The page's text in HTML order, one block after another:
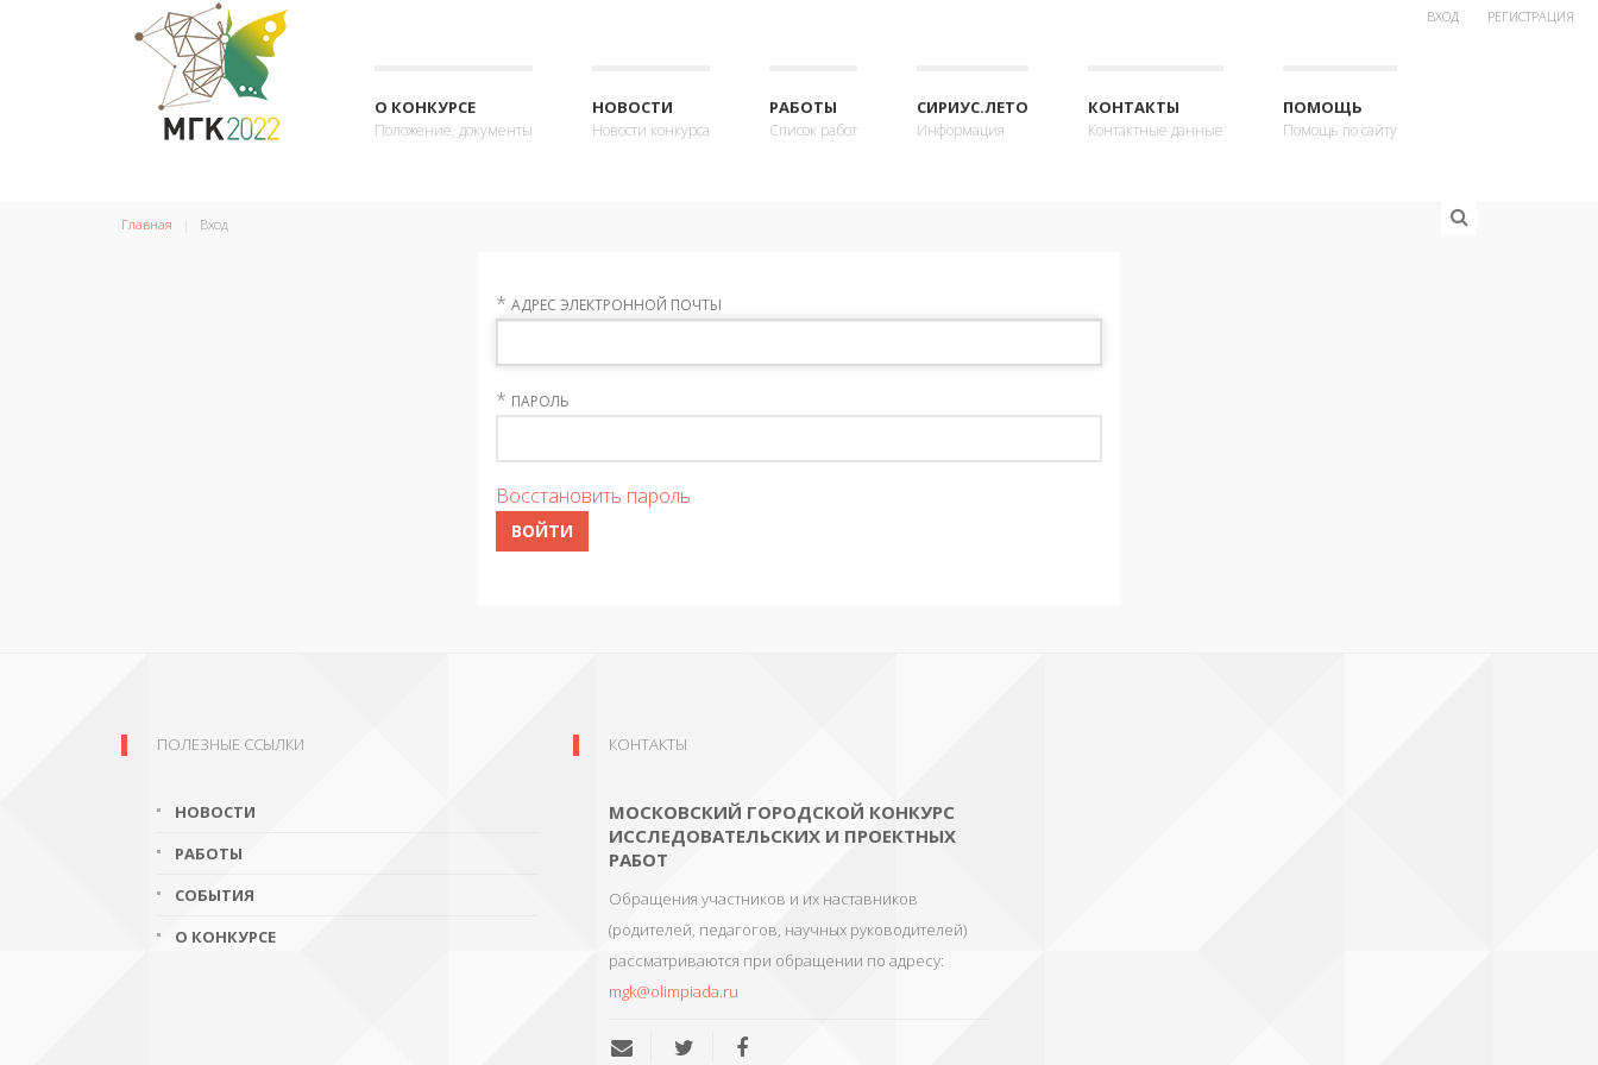
ВХОД РЕГИСТРАЦИЯ
О КОНКУРСЕ
Положение, документы
НОВОСТИ
Новости конкурса
РАБОТЫ
Список работ
СИРИУС.ЛЕТО
Информация
КОНТАКТЫ
Контактные данные
ПОМОЩЬ
Помощь по сайту
Главная Вход
* АДРЕС ЭЛЕКТРОННОЙ ПОЧТЫ
* ПАРОЛЬ
Восстановить пароль
ВОЙТИ
ПОЛЕЗНЫЕ ССЫЛКИ
НОВОСТИ
РАБОТЫ
СОБЫТИЯ
О КОНКУРСЕ
КОНТАКТЫ
МОСКОВСКИЙ ГОРОДСКОЙ КОНКУРС
ИССЛЕДОВАТЕЛЬСКИХ И ПРОЕКТНЫХ
РАБОТ
Обращения участников и их наставников
(родителей, педагогов, научных руководителей)
рассматриваются при обращении по адресу:
mgk@olimpiada.ru